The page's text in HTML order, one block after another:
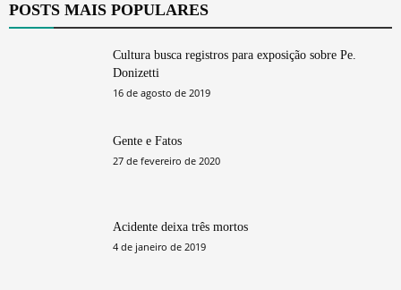
POSTS MAIS POPULARES
Cultura busca registros para exposição sobre Pe.
Donizetti
16 de agosto de 2019
Gente e Fatos
27 de fevereiro de 2020
Acidente deixa três mortos
4 de janeiro de 2019